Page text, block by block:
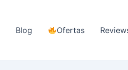
Blog Ofertas